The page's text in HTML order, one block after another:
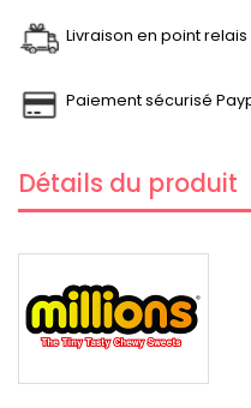
Livraison en point
Paiement sécurisé
Détails du produit